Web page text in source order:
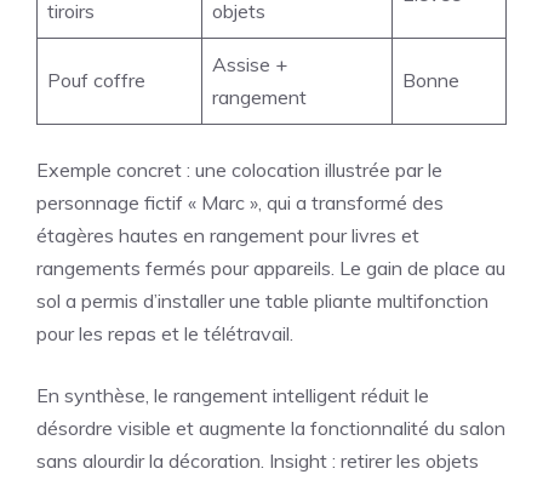
tiroirs
objets
Pouf coffre
Assise +
rangement
Bonne
Exemple concret : une colocation illustrée par le
personnage fictif « Marc », qui a transformé des
étagères hautes en rangement pour livres et
rangements fermés pour appareils. Le gain de place au
sol a permis d’installer une table pliante multifonction
pour les repas et le télétravail.
En synthèse, le rangement intelligent réduit le
désordre visible et augmente la fonctionnalité du salon
sans alourdir la décoration. Insight : retirer les objets